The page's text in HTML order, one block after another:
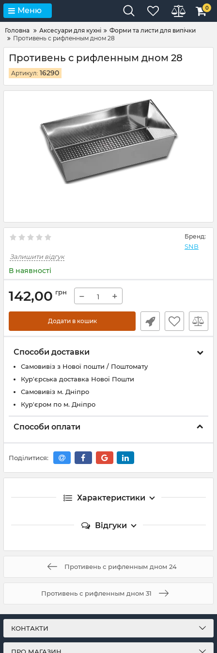
Меню 0
Головна Аксесуари для кухні
Форми та листи для випічки
Противень с рифленным дном 28
Противень с рифленным дном 28
Артикул: 16290
Бренд:
SNB
Залишити відгук
В наявності
142,00 грн − +
Додати в кошик
Способи доставки
Самовивіз з Нової пошти / Поштомату
Кур'єрська доставка Нової Пошти
Самовивіз м. Дніпро
Кур'єром по м. Дніпро
Способи оплати
Поділитися:
Характеристики
Відгуки
Противень с рифленным дном 24
Противень с рифленным дном 31
КОНТАКТИ